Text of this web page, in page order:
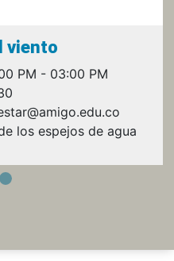
viento
PM - 03:00 PM
los espejos de agua